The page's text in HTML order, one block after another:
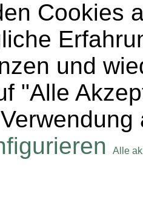
Cookies
und
"Alle
Alle